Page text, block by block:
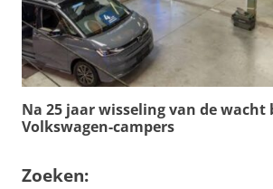
Na 25 jaar wisseling van de wacht
Volkswagen-campers
Zoeken: